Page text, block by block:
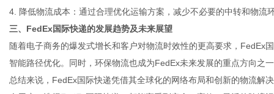
4. 降低物流成本：通过合理优化运输方案，减少不必要的中转和物流
三、FedEx国际快递的发展趋势及未来展望
随着电子商务的爆发式增长和客户对物流时效性的更高要求，FedEx
智能路径优化。同时，环保物流也成为FedEx未来发展的重点方向之
总结来说，FedEx国际快递凭借其全球化的网络布局和创新的物流解